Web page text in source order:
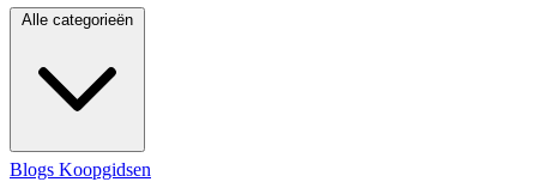
Alle categorieën
Blogs Koopgidsen